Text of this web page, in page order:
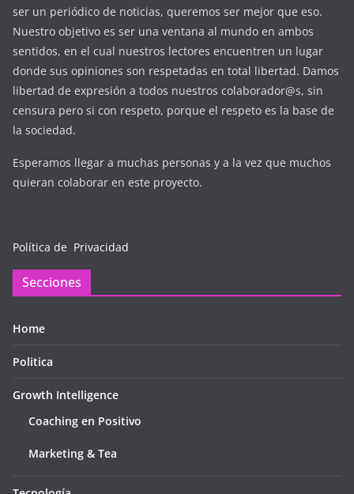
ser un periódico de noticias, queremos ser mejor que eso.
Nuestro objetivo es ser una ventana al mundo en ambos
sentidos, en el cual nuestros lectores encuentren un lugar
donde sus opiniones son respetadas en total libertad. Damos
libertad de expresión a todos nuestros colaborador@s, sin
censura pero si con respeto, porque el respeto es la base de
la sociedad.
Esperamos llegar a muchas personas y a la vez que muchos
quieran colaborar en este proyecto.
Política de Privacidad
Secciones
Home
Politica
Growth Intelligence
Coaching en Positivo
Marketing & Tea